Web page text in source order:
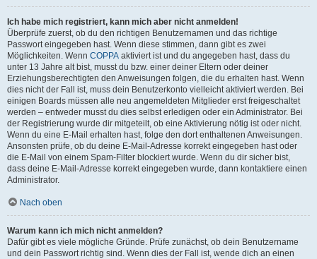
Ich habe mich registriert, kann mich aber nicht anmelden!
Überprüfe zuerst, ob du den richtigen Benutzernamen und das richtige
Passwort eingegeben hast. Wenn diese stimmen, dann gibt es zwei
Möglichkeiten. Wenn COPPA aktiviert ist und du angegeben hast, dass du
unter 13 Jahre alt bist, musst du bzw. einer deiner Eltern oder deiner
Erziehungsberechtigten den Anweisungen folgen, die du erhalten hast. Wenn
dies nicht der Fall ist, muss dein Benutzerkonto vielleicht aktiviert werden. Bei
einigen Boards müssen alle neu angemeldeten Mitglieder erst freigeschaltet
werden – entweder musst du dies selbst erledigen oder ein Administrator. Bei
der Registrierung wurde dir mitgeteilt, ob eine Aktivierung nötig ist oder nicht.
Wenn du eine E-Mail erhalten hast, folge den dort enthaltenen Anweisungen.
Ansonsten prüfe, ob du deine E-Mail-Adresse korrekt eingegeben hast oder
die E-Mail von einem Spam-Filter blockiert wurde. Wenn du dir sicher bist,
dass deine E-Mail-Adresse korrekt eingegeben wurde, dann kontaktiere einen
Administrator.
Nach oben
Warum kann ich mich nicht anmelden?
Dafür gibt es viele mögliche Gründe. Prüfe zunächst, ob dein Benutzername
und dein Passwort richtig sind. Wenn dies der Fall ist, wende dich an einen